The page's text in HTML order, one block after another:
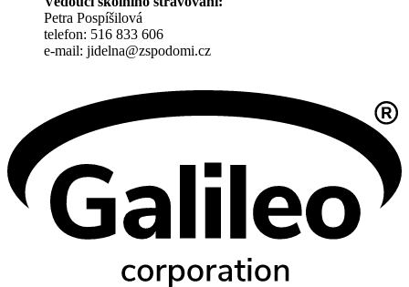
Petra Pospíšilová
telefon: 516 833 606
e-mail: jidelna@zspodomi.cz